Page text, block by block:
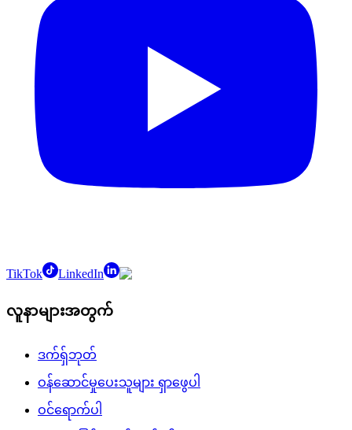
TikTok LinkedIn
လူနာများအတွက်
ဒက်ရှ်ဘုတ်
ဝန်ဆောင်မှုပေးသူများ ရှာဖွေပါ
ဝင်ရောက်ပါ